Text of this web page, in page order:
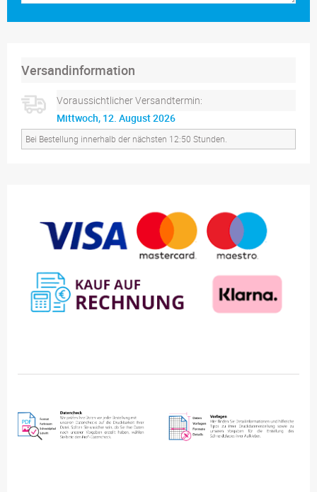
Versandinformation
Voraussichtlicher Versandtermin:
Mittwoch, 12. August 2026
Bei Bestellung innerhalb der nächsten 12:50 Stunden.